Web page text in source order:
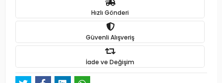
Hızlı Gönderi
Güvenli Alışveriş
İade ve Değişim